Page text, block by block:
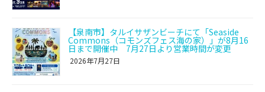
【泉南市】タルイサザンビーチにて「Seaside
Commons（コモンズフェス海の家）」が8月16
日まで開催中 7月27日より営業時間が変更
2026年7月27日